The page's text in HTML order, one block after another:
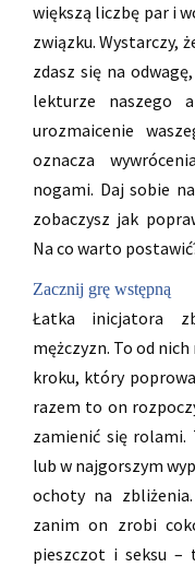
większą liczbę par i
związku. Wystarczy,
zdasz się na
lekturze naszego
urozmaicenie
oznacza
nogami. Daj sobie
zobaczysz jak
Na co warto
Zacznij grę wstępną
Łatka inicjatora
mężczyzn. To od
kroku, który
razem to on
zamienić się rolami.
lub w najgorszym
ochoty na
zanim on zrobi
pieszczot i seksu –